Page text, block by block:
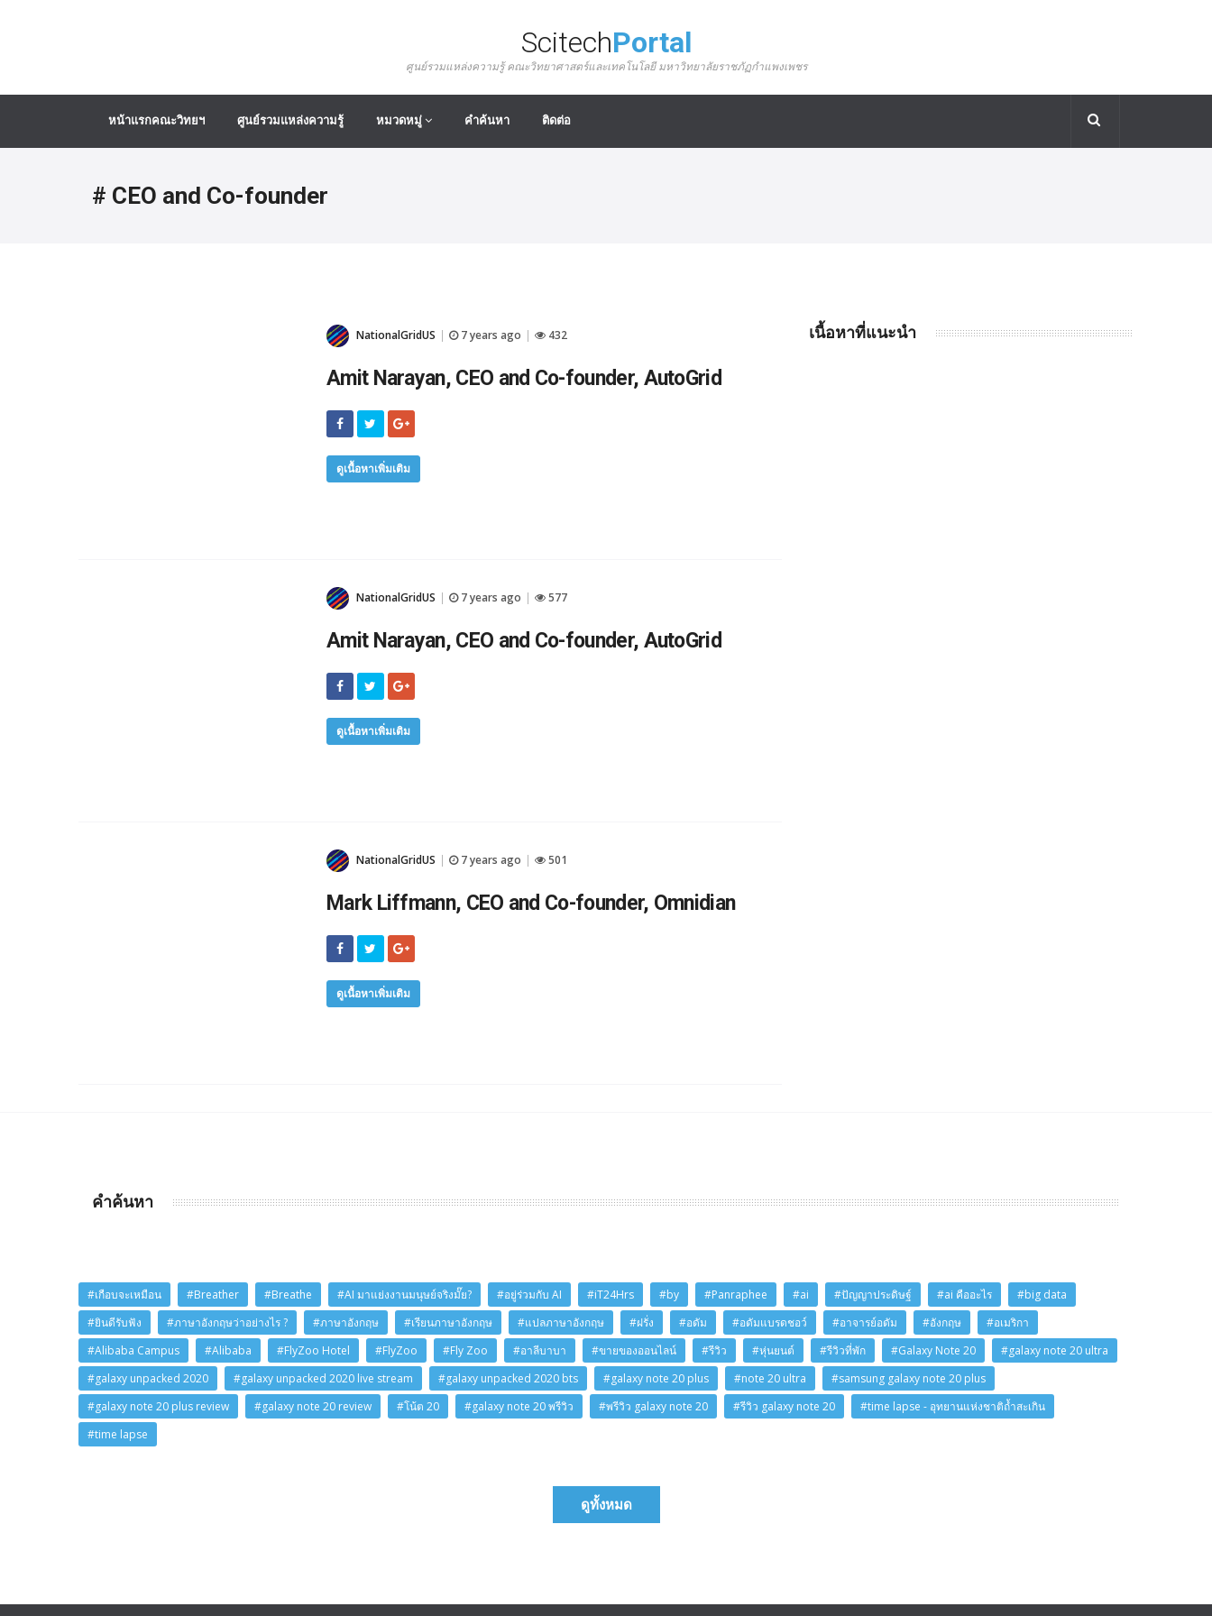
ScitechPortal
ศูนย์รวมแหล่งความรู้ คณะวิทยาศาสตร์และเทคโนโลยี มหาวิทยาลัยราชภัฏกำแพงเพชร
หน้าแรกคณะวิทยฯ ศูนย์รวมแหล่งความรู้ หมวดหมู่ คำค้นหา ติดต่อ
# CEO and Co-founder
NationalGridUS 7 years ago 432
Amit Narayan, CEO and Co-founder, AutoGrid
ดูเนื้อหาเพิ่มเติม
NationalGridUS 7 years ago 577
Amit Narayan, CEO and Co-founder, AutoGrid
ดูเนื้อหาเพิ่มเติม
NationalGridUS 7 years ago 501
Mark Liffmann, CEO and Co-founder, Omnidian
ดูเนื้อหาเพิ่มเติม
เนื้อหาที่แนะนำ
คำค้นหา
#เกือบจะเหมือน #Breather #Breathe #AI มาแย่งงานมนุษย์จริงมั๊ย? #อยู่ร่วมกับ AI #iT24Hrs #by #Panraphee #ai #ปัญญาประดิษฐ์ #ai คืออะไร
#big data
#ยินดีรับฟัง
#ภาษาอังกฤษว่าอย่างไร ? #ภาษาอังกฤษ #เรียนภาษาอังกฤษ #แปลภาษาอังกฤษ #ฝรั่ง #อดัม #อดัมแบรดชอว์ #อาจารย์อดัม #อังกฤษ
#อเมริกา
#Alibaba Campus
#Alibaba #FlyZoo Hotel #FlyZoo #Fly Zoo #อาลีบาบา #ขายของออนไลน์ #รีวิว #หุ่นยนต์ #รีวิวที่พัก #Galaxy Note 20
#galaxy note 20 ultra
#galaxy unpacked 2020
#galaxy unpacked 2020 live stream #galaxy unpacked 2020 bts #galaxy note 20 plus #note 20 ultra
#samsung galaxy note 20 plus
#galaxy note 20 plus review
#galaxy note 20 review #โน้ต 20 #galaxy note 20 พรีวิว #พรีวิว galaxy note 20 #รีวิว galaxy note 20
#time lapse - อุทยานแห่งชาติถ้ำสะเกิน
#time lapse
ดูทั้งหมด